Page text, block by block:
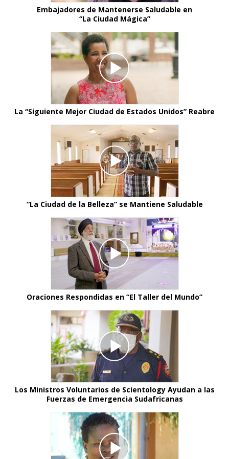
Embajadores de Mantenerse Saludable en
“La Ciudad Mágica”
La “Siguiente Mejor Ciudad de Estados Unidos” Reabre
“La Ciudad de la Belleza” se Mantiene Saludable
Oraciones Respondidas en “El Taller del Mundo”
Los Ministros Voluntarios de Scientology Ayudan a las
Fuerzas de Emergencia Sudafricanas